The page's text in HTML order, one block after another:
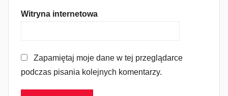
Witryna internetowa
Zapamiętaj moje dane w tej przeglądarce
podczas pisania kolejnych komentarzy.